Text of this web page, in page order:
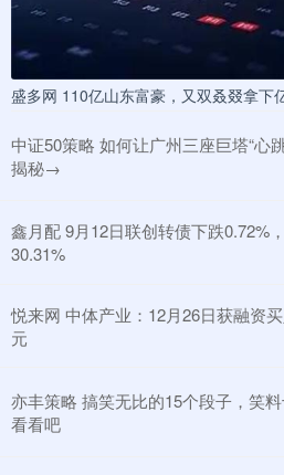
盛多网 110亿山东富豪，又双叒叕拿下
中证50策略 如何让广州三座巨塔“心
揭秘→
鑫月配 9月12日联创转债下跌0.72%
30.31%
悦来网 中体产业：12月26日获融资
元
亦丰策略 搞笑无比的15个段子，笑
看看吧